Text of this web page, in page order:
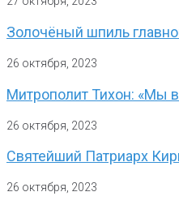
Золочёный шпиль
26 октября, 2023
Митрополит Тихон: «Мы
26 октября, 2023
Святейший Патриарх
26 октября, 2023